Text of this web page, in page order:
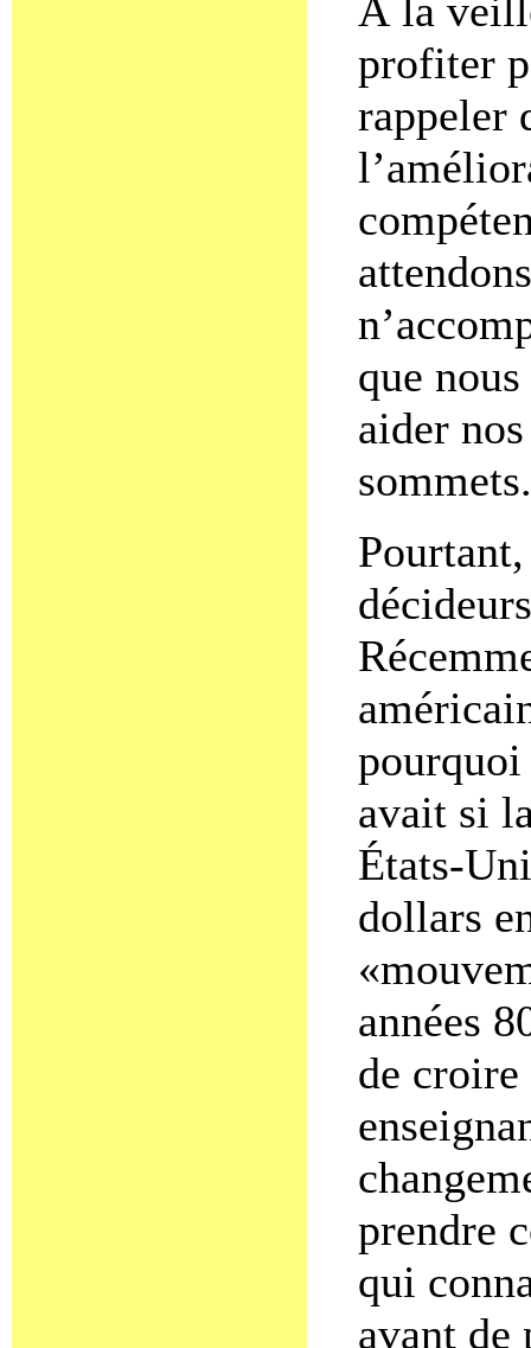
À la
profiter
rappeler
que
aider
sommets.
avait si
États-
dollars
années
de croire
prendre
qui
avant de